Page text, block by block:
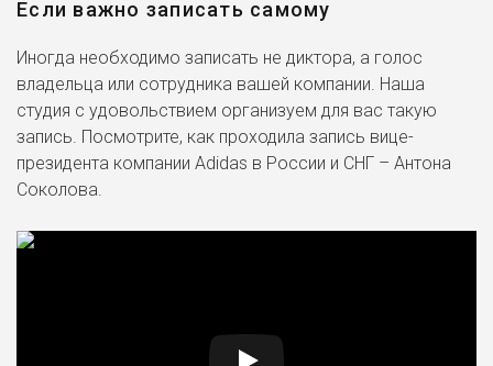
Если важно записать самому
Иногда необходимо записать не диктора, а голос
владельца или сотрудника вашей компании. Наша
студия с удовольствием организуем для вас такую
запись. Посмотрите, как проходила запись вице-
президента компании Adidas в России и СНГ – Антона
Соколова.